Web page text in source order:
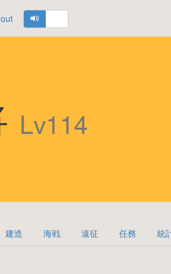
Lv114
建造 海戦 遠征 任務 統